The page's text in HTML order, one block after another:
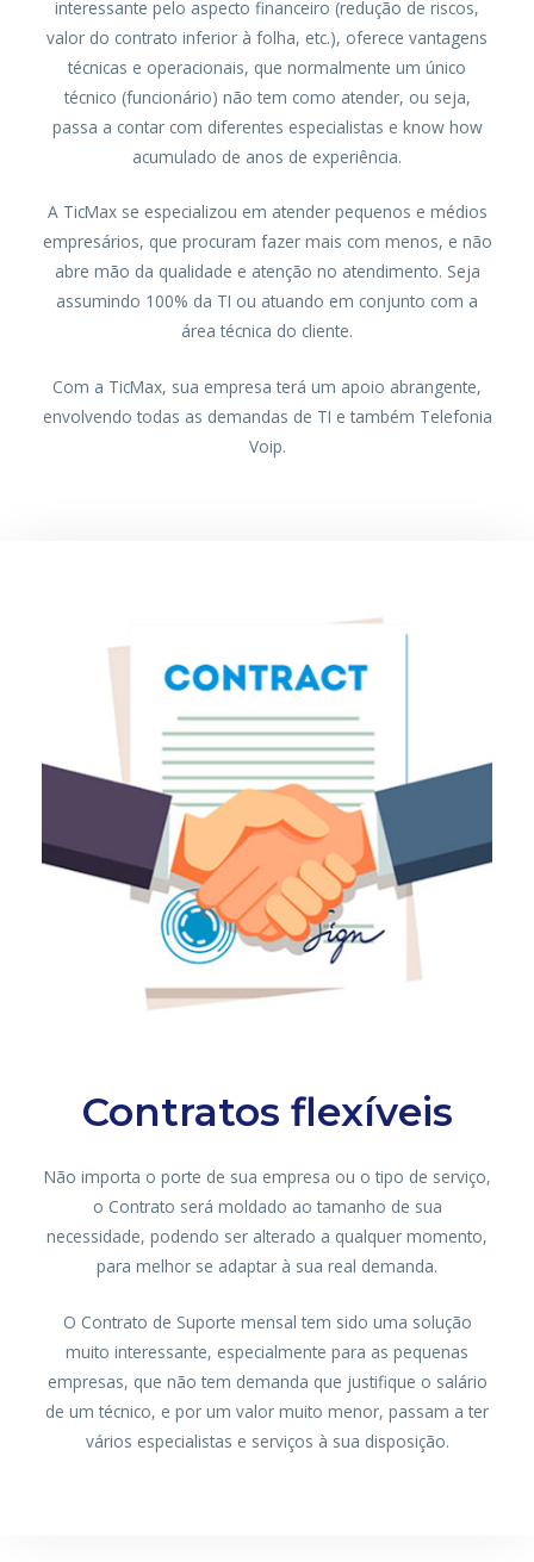
interessante pelo aspecto financeiro (redução de riscos,
valor do contrato inferior à folha, etc.), oferece vantagens
técnicas e operacionais, que normalmente um único
técnico (funcionário) não tem como atender, ou seja,
passa a contar com diferentes especialistas e know how
acumulado de anos de experiência.
A TicMax se especializou em atender pequenos e médios
empresários, que procuram fazer mais com menos, e não
abre mão da qualidade e atenção no atendimento. Seja
assumindo 100% da TI ou atuando em conjunto com a
área técnica do cliente.
Com a TicMax, sua empresa terá um apoio abrangente,
envolvendo todas as demandas de TI e também Telefonia
Voip.
Contratos flexíveis
Não importa o porte de sua empresa ou o tipo de serviço,
o Contrato será moldado ao tamanho de sua
necessidade, podendo ser alterado a qualquer momento,
para melhor se adaptar à sua real demanda.
O Contrato de Suporte mensal tem sido uma solução
muito interessante, especialmente para as pequenas
empresas, que não tem demanda que justifique o salário
de um técnico, e por um valor muito menor, passam a ter
vários especialistas e serviços à sua disposição.